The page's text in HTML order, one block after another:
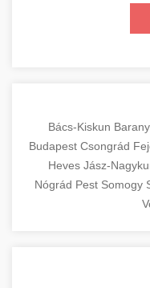
Bács-Kiskun
Budapest Csongrád
Heves Jász-
Nógrád Pest Somogy